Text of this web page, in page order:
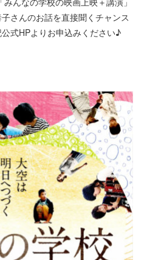
さんのお話を直接聞くチャンス
式HPよりお申込みください♪